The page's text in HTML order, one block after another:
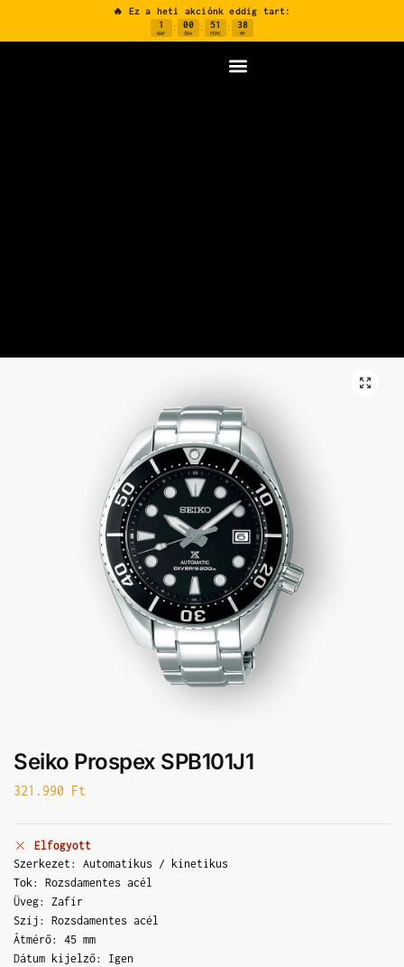
🔥 Ez a heti akciónk eddig tart:
1
NAP
: 00
ÓRA
: 51
PERC
: 37
MP
Seiko Prospex SPB101J1
321.990 Ft
Elfogyott
Szerkezet: Automatikus / kinetikus
Tok: Rozsdamentes acél
Üveg: Zafír
Szíj: Rozsdamentes acél
Átmérő: 45 mm
Dátum kijelző: Igen